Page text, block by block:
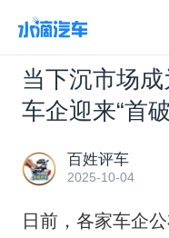
当下沉市场
车企迎来“首
百姓评车
2025-10-04
日前，各家车企